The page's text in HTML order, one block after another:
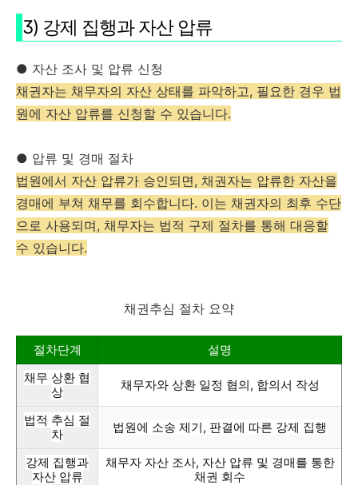
3) 강제 집행과 자산 압류
● 자산 조사 및 압류 신청
채권자는 채무자의 자산 상태를 파악하고, 필요한 경우 법
원에 자산 압류를 신청할 수 있습니다.
● 압류 및 경매 절차
법원에서 자산 압류가 승인되면, 채권자는 압류한 자산을
경매에 부쳐 채무를 회수합니다. 이는 채권자의 최후 수단
으로 사용되며, 채무자는 법적 구제 절차를 통해 대응할
수 있습니다.
채권추심 절차 요약
절차단계
설명
채무 상환 협
상
채무자와 상환 일정 협의, 합의서 작성
법적 추심 절
차
법원에 소송 제기, 판결에 따른 강제 집행
강제 집행과
자산 압류
채무자 자산 조사, 자산 압류 및 경매를 통한
채권 회수